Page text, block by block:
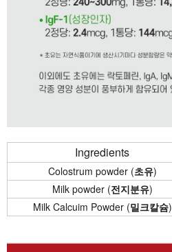
Ingredients
Colostrum powder (초유)
Milk powder (전지분유)
Milk Calcuim Powder (밀크칼슘)